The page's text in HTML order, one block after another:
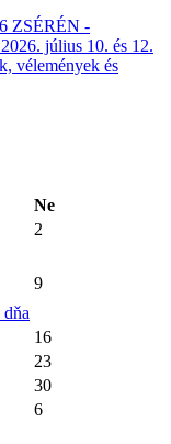
ZSÉRÉN -
július 10. és 12.
vélemények és
Ne
2
9
16
23
30
6